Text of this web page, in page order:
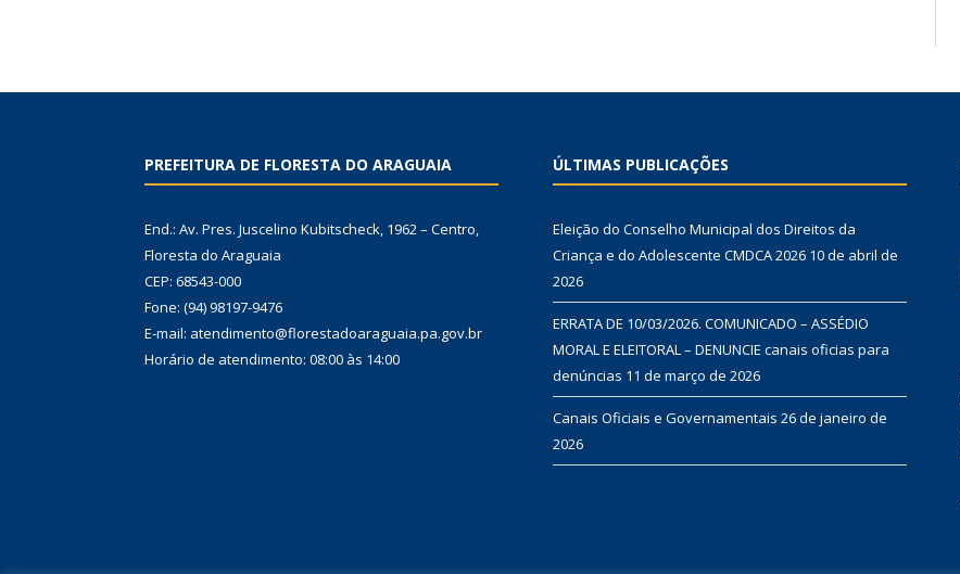
PREFEITURA DE FLORESTA DO ARAGUAIA
End.: Av. Pres. Juscelino Kubitscheck, 1962 – Centro,
Floresta do Araguaia
CEP: 68543-000
Fone: (94) 98197-9476
E-mail: atendimento@florestadoaraguaia.pa.gov.br
Horário de atendimento: 08:00 às 14:00
ÚLTIMAS PUBLICAÇÕES
Eleição do Conselho Municipal dos Direitos da
Criança e do Adolescente CMDCA 2026 10 de abril de
2026
ERRATA DE 10/03/2026. COMUNICADO – ASSÉDIO
MORAL E ELEITORAL – DENUNCIE canais oficias para
denúncias 11 de março de 2026
Canais Oficiais e Governamentais 26 de janeiro de
2026